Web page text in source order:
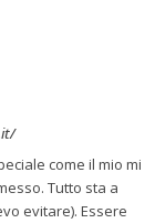
come il mio mi
Tutto sta a
evitare). Essere